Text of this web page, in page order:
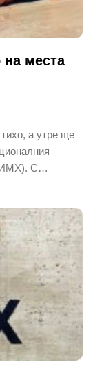
на места
а утре ще
С…